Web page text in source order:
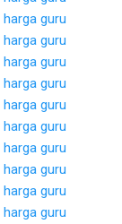
harga guru
harga guru
harga guru
harga guru
harga guru
harga guru
harga guru
harga guru
harga guru
harga guru